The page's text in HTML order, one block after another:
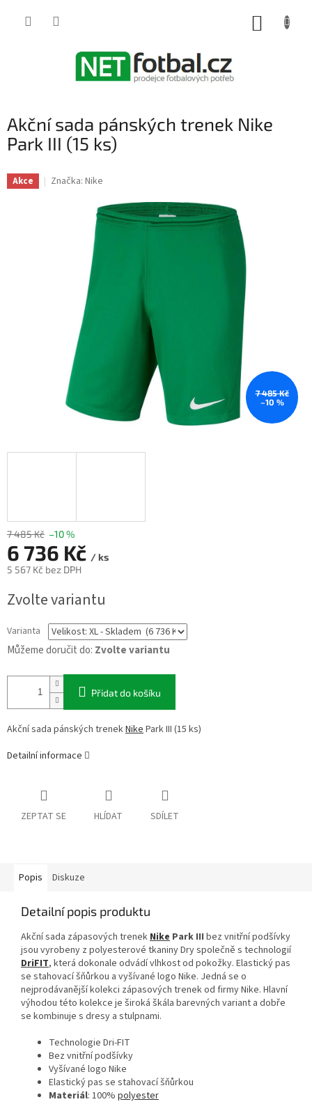
Akční sada pánských trenek Nike
Park III (15 ks)
Akce Značka: Nike
7 485 Kč
–10 %
7 485 Kč –10 %
6 736 Kč / ks
5 567 Kč bez DPH
cena:
Zvolte variantu
Varianta
Můžeme doručit do: Zvolte variantu
Přidat do košíku
Akční sada pánských trenekNikePark III (15 ks)
Detailní informace
ZEPTAT SE HLÍDAT SDÍLET
Popis Diskuze
Detailní popis produktu
Akční sada zápasových trenekNike Park III bez vnitřní podšívky
jsou vyrobeny z polyesterové tkaniny Dry společně s technologií
DriFIT, která dokonale odvádí vlhkost od pokožky. Elastický pas
se stahovací šňůrkou a vyšívané logo Nike. Jedná se o
nejprodávanější kolekci zápasových trenek od firmy Nike. Hlavní
výhodou této kolekce je široká škála barevných variant a dobře
se kombinuje s dresy a stulpnami.
Technologie Dri-FIT
Bez vnitřní podšívky
Vyšívané logo Nike
Elastický pas se stahovací šňůrkou
Materiál: 100% polyester